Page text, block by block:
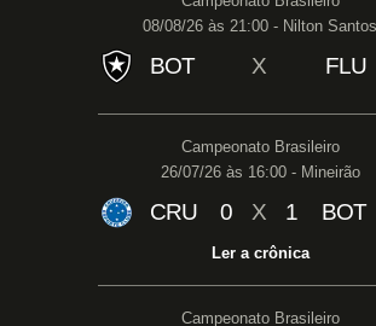
08/08/26 às 21:00 - Nilton Santos
BOT X FLU
Campeonato Brasileiro
26/07/26 às 16:00 - Mineirão
CRU 0 X 1 BOT
Ler a crônica
Campeonato Brasileiro